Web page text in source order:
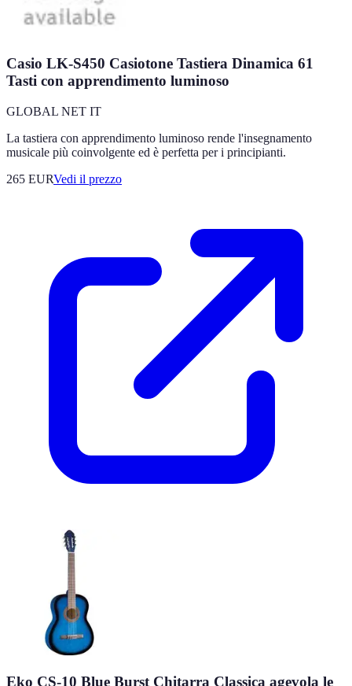
Casio LK-S450 Casiotone Tastiera Dinamica 61
Tasti con apprendimento luminoso
GLOBAL NET IT
La tastiera con apprendimento luminoso rende l'insegnamento
musicale più coinvolgente ed è perfetta per i principianti.
265 EURVedi il prezzo
Eko CS-10 Blue Burst Chitarra Classica agevola le